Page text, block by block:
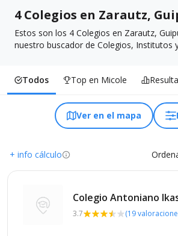
4 Colegios en Zarautz,
Estos son los 4 Colegios en Zarautz,
nuestro buscador de Colegios, Institutos
Todos Top en Micole
Ver en el mapa
+ info cálculo
Colegio Antoniano
3.7 (19